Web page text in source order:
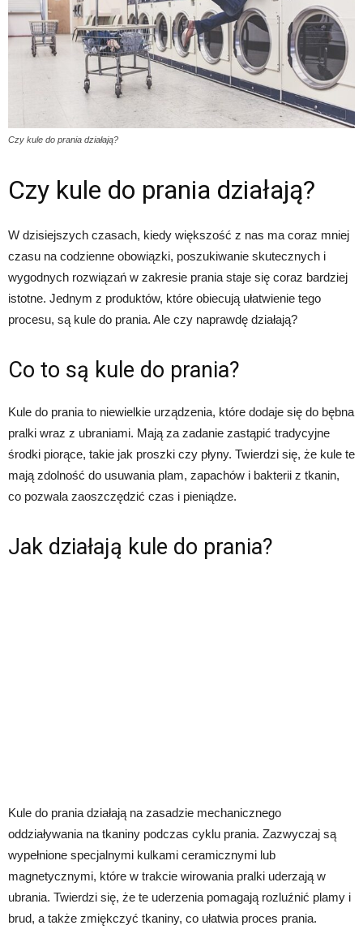
Czy kule do prania działają?
Czy kule do prania działają?
W dzisiejszych czasach, kiedy większość z nas ma coraz mniej
czasu na codzienne obowiązki, poszukiwanie skutecznych i
wygodnych rozwiązań w zakresie prania staje się coraz bardziej
istotne. Jednym z produktów, które obiecują ułatwienie tego
procesu, są kule do prania. Ale czy naprawdę działają?
Co to są kule do prania?
Kule do prania to niewielkie urządzenia, które dodaje się do bębna
pralki wraz z ubraniami. Mają za zadanie zastąpić tradycyjne
środki piorące, takie jak proszki czy płyny. Twierdzi się, że kule te
mają zdolność do usuwania plam, zapachów i bakterii z tkanin,
co pozwala zaoszczędzić czas i pieniądze.
Jak działają kule do prania?
Kule do prania działają na zasadzie mechanicznego
oddziaływania na tkaniny podczas cyklu prania. Zazwyczaj są
wypełnione specjalnymi kulkami ceramicznymi lub
magnetycznymi, które w trakcie wirowania pralki uderzają w
ubrania. Twierdzi się, że te uderzenia pomagają rozluźnić plamy i
brud, a także zmiękczyć tkaniny, co ułatwia proces prania.